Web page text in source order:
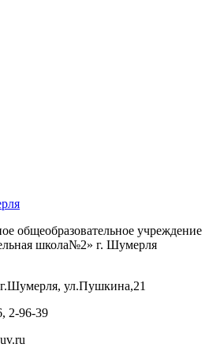
общеобразовательное учреждение
школа№2» г. Шумерля
ул.Пушкина,21
2-96-39